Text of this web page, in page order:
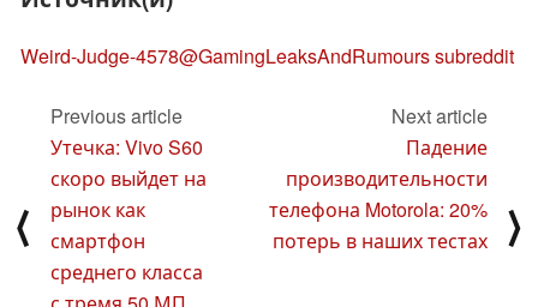
Weird-Judge-4578@GamingLeaksAndRumours subreddit
⟨
Previous article
Утечка: Vivo S60
скоро выйдет на
рынок как
смартфон
среднего класса
Next article
Падение
производительности
телефона Motorola: 20%
потерь в наших тестах
⟩